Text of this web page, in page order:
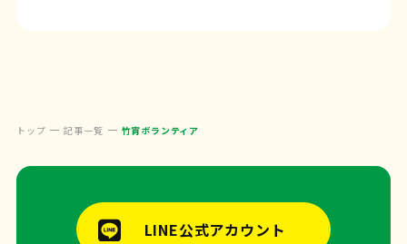
トップ 記事一覧 竹宵ボランティア
LINE公式アカウント